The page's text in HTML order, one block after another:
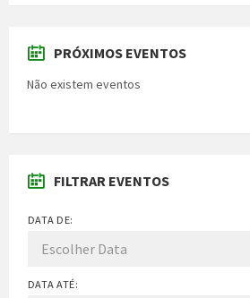
PRÓXIMOS EVENTOS
Não existem eventos
FILTRAR EVENTOS
DATA DE:
DATA ATÉ: